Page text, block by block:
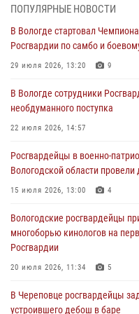
ОХРАНЫ РОСГВАРДИИ В
02 августа 2026, 10:37
Росгвардейцы в г. Соколе
31 июля 2026, 06:43
В Вологде стартовал
29 июля 2026, 13:20
В Вологде росгвардейцы
29 июля 2026, 09:08
ПОПУЛЯРНЫЕ НОВОСТИ
В Вологде стартовал
Росгвардии по самбо и
29 июля 2026, 13:20 9
В Вологде сотрудники
необдуманного поступка
22 июля 2026, 14:57
Росгвардейцы в военно-
Вологодской области провели
15 июля 2026, 13:00 4
Вологодские росгвардейцы
многоборью кинологов на
Росгвардии
20 июля 2026, 11:34 5
В Череповце росгвардейцы
устроившего дебош в баре